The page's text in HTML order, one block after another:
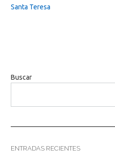
Santa Teresa
Buscar
ENTRADAS RECIENTES